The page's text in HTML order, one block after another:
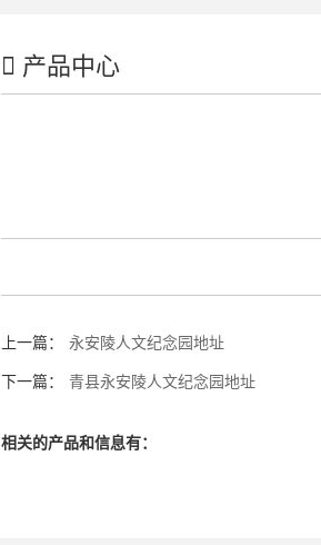
产品中心
上一篇： 永安陵人文纪念园地址
下一篇： 青县永安陵人文纪念园地址
相关的产品和信息有：